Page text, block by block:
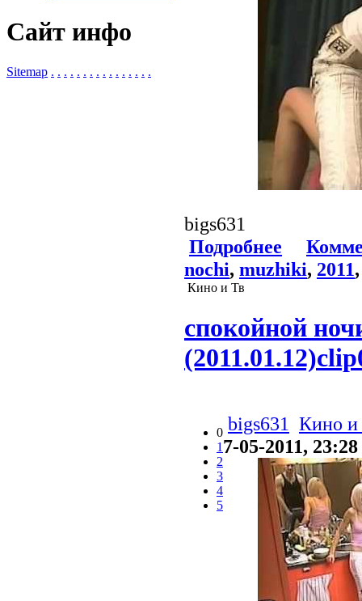
Сайт инфо
Sitemap . . . . . . . . . . . . . . . .
bigs631
Подробнее
nochi, muzhiki, 2011
Кино и Тв
спокойной
0
1
2
3
4
5
bigs631 Кино и
7-05-2011, 23:28